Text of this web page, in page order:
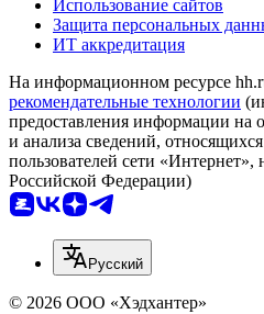
Использование сайтов
Защита персональных
ИТ аккредитация
На информационном ресурсе
рекомендательные технологии
предоставления информации на
и анализа сведений,
пользователей сети
Российской Федерации)
Русский
© 2026 ООО «Хэдхантер»